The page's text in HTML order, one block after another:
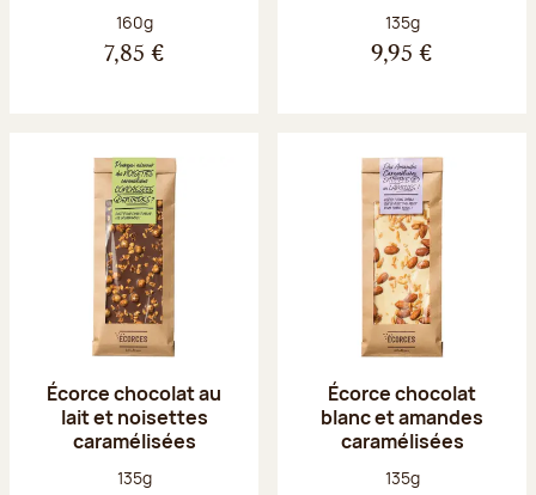
Poids net :
160g
7,85 €
Poids net :
135g
9,95 €
Écorce chocolat au
lait et noisettes
caramélisées
Poids net :
135g
Écorce chocolat
blanc et amandes
caramélisées
Poids net :
135g